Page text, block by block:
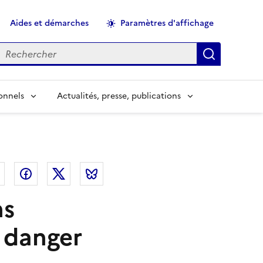
Aides et démarches Paramètres d'affichage
Actualités, presse, publications
Linkedin FacebookTwitter